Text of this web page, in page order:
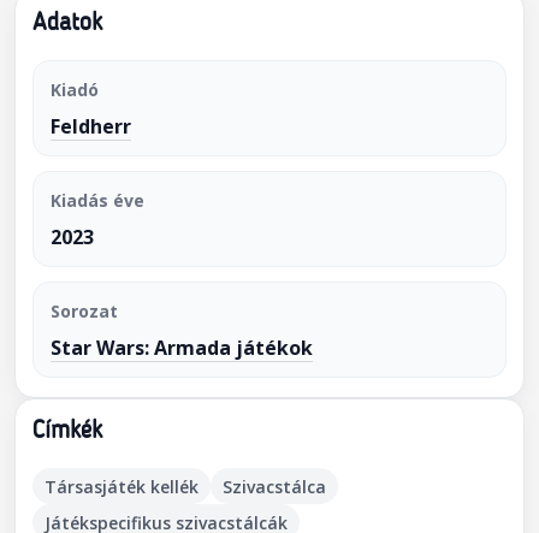
Adatok
Kiadó
Feldherr
Kiadás éve
2023
Sorozat
Star Wars: Armada játékok
Címkék
Társasjáték kellék
Szivacstálca
Játékspecifikus szivacstálcák